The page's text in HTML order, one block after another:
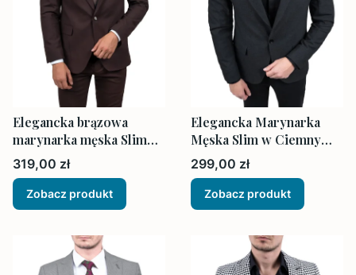
Elegancka brązowa
marynarka męska Slim
Fit
Cena
319,00 zł
Zobacz produkt
Elegancka Marynarka
Męska Slim w Ciemny
Grafit
Cena
299,00 zł
Zobacz produkt